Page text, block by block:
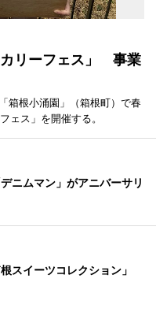
カリーフェス」 事業
箱根小涌園」（箱根町）で春
ェス」を開催する。
ニムマン」がアニバーサリ
スイーツコレクション」